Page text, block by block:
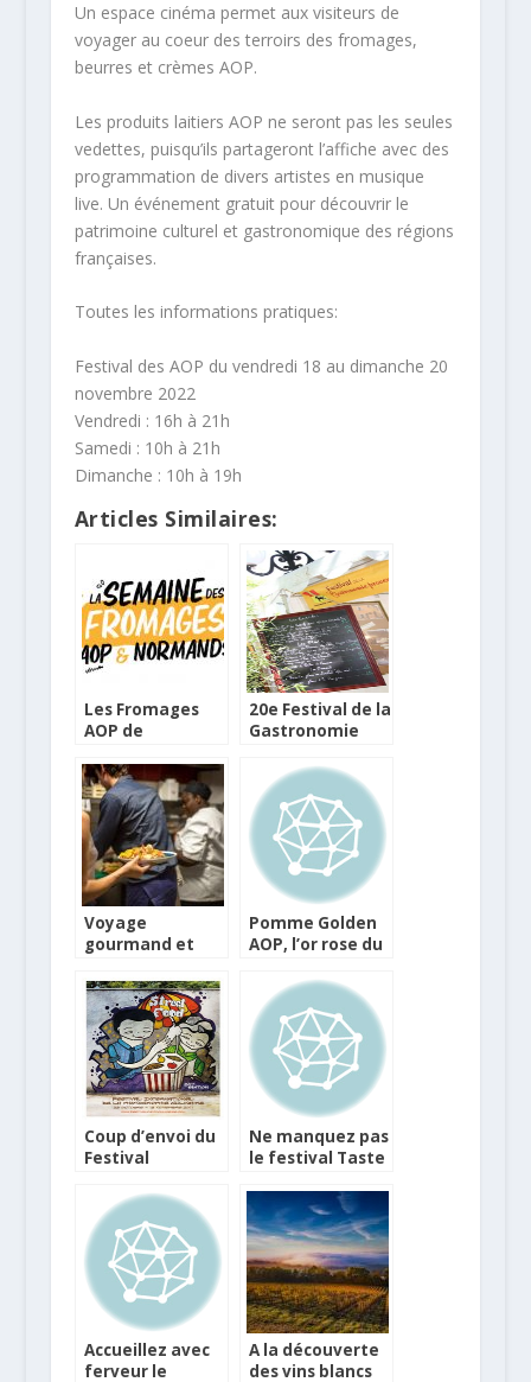
Un espace cinéma permet aux visiteurs de
voyager au coeur des terroirs des fromages,
beurres et crèmes AOP.
Les produits laitiers AOP ne seront pas les seules
vedettes, puisqu’ils partageront l’affiche avec des
programmation de divers artistes en musique
live. Un événement gratuit pour découvrir le
patrimoine culturel et gastronomique des régions
françaises.
Toutes les informations pratiques:
Festival des AOP du vendredi 18 au dimanche 20
novembre 2022
Vendredi : 16h à 21h
Samedi : 10h à 21h
Dimanche : 10h à 19h
Articles Similaires:
Les Fromages
AOP de
l’honneur toute
une semaine
20e Festival de la
Gastronomie
Châteauneuf-le-
Rouge
Voyage
gourmand et
Refugee Food
Festival
Pomme Golden
AOP, l’or rose du
Coup d’envoi du
Festival
la Photographie
Culinaire 2011
Ne manquez pas
le festival Taste
Accueillez avec
ferveur le
A la découverte
des vins blancs